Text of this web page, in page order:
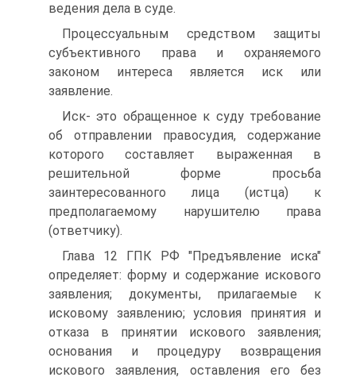
ведения дела в суде.
Процессуальным средством защиты
субъективного права и охраняемого
законом интереса является иск или
заявление.
Иск- это обращенное к суду требование
об отправлении правосудия, содержание
которого составляет выраженная в
решительной форме просьба
заинтересованного лица (истца) к
предполагаемому нарушителю права
(ответчику).
Глава 12 ГПК РФ "Предъявление иска"
определяет: форму и содержание искового
заявления; документы, прилагаемые к
исковому заявлению; условия принятия и
отказа в принятии искового заявления;
основания и процедуру возвращения
искового заявления, оставления его без